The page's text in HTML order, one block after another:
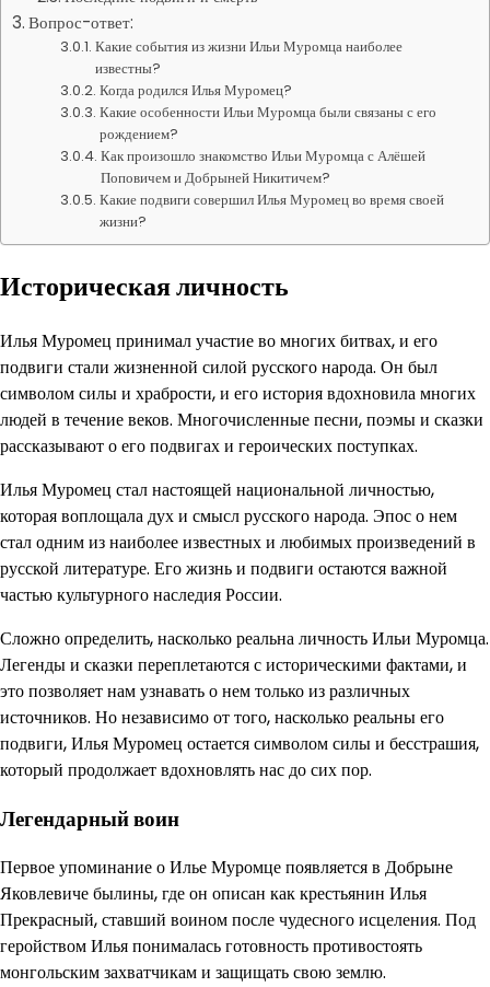
Вопрос-ответ:
Какие события из жизни Ильи Муромца наиболее
известны?
Когда родился Илья Муромец?
Какие особенности Ильи Муромца были связаны с его
рождением?
Как произошло знакомство Ильи Муромца с Алёшей
Поповичем и Добрыней Никитичем?
Какие подвиги совершил Илья Муромец во время своей
жизни?
Историческая личность
Илья Муромец принимал участие во многих битвах, и его
подвиги стали жизненной силой русского народа. Он был
символом силы и храбрости, и его история вдохновила многих
людей в течение веков. Многочисленные песни, поэмы и сказки
рассказывают о его подвигах и героических поступках.
Илья Муромец стал настоящей национальной личностью,
которая воплощала дух и смысл русского народа. Эпос о нем
стал одним из наиболее известных и любимых произведений в
русской литературе. Его жизнь и подвиги остаются важной
частью культурного наследия России.
Сложно определить, насколько реальна личность Ильи Муромца.
Легенды и сказки переплетаются с историческими фактами, и
это позволяет нам узнавать о нем только из различных
источников. Но независимо от того, насколько реальны его
подвиги, Илья Муромец остается символом силы и бесстрашия,
который продолжает вдохновлять нас до сих пор.
Легендарный воин
Первое упоминание о Илье Муромце появляется в Добрыне
Яковлевиче былины, где он описан как крестьянин Илья
Прекрасный, ставший воином после чудесного исцеления. Под
геройством Илья понималась готовность противостоять
монгольским захватчикам и защищать свою землю.